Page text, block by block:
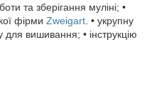
та зберігання муліні; •
фірми Zweigart . • укрупну
для вишивання; • інструкцію